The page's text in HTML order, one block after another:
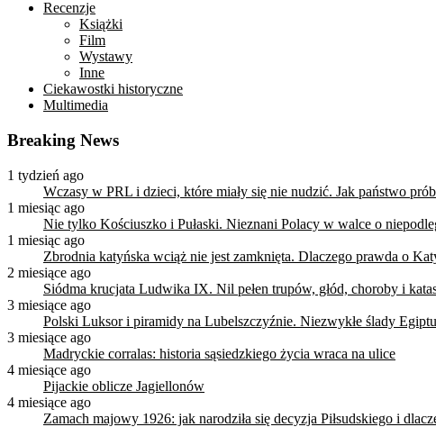
Recenzje
Książki
Film
Wystawy
Inne
Ciekawostki historyczne
Multimedia
Breaking News
1 tydzień ago
Wczasy w PRL i dzieci, które miały się nie nudzić. Jak państwo
1 miesiąc ago
Nie tylko Kościuszko i Pułaski. Nieznani Polacy w walce o
1 miesiąc ago
Zbrodnia katyńska wciąż nie jest zamknięta. Dlaczego prawda o
2 miesiące ago
Siódma krucjata Ludwika IX. Nil pełen trupów, głód, choroby i
3 miesiące ago
Polski Luksor i piramidy na Lubelszczyźnie. Niezwykłe ślady
3 miesiące ago
Madryckie corralas: historia sąsiedzkiego życia wraca na ulice
4 miesiące ago
Pijackie oblicze Jagiellonów
4 miesiące ago
Zamach majowy 1926: jak narodziła się decyzja Piłsudskiego i